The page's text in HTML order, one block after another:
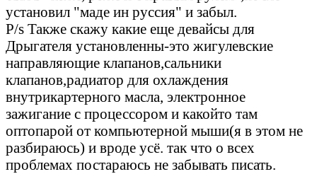
установил "маде ин руссия" и забыл.
P/s Также скажу какие еще девайсы для
Дрыгателя установленны-это жигулевские
направляющие клапанов,сальники
клапанов,радиатор для охлаждения
внутрикартерного масла, электронное
зажигание с процессором и какойто там
оптопарой от компьютерной мыши(я в этом не
разбираюсь) и вроде усё. так что о всех
проблемах постараюсь не забывать писать.